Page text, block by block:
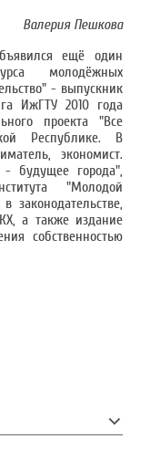
Валерия Пешкова
ещё один
молодёжных
- выпускник
ИжГТУ 2010 года
проекта "Все
Республике. В
экономист.
будущее города",
"Молодой
законодательстве,
а также издание
собственностью